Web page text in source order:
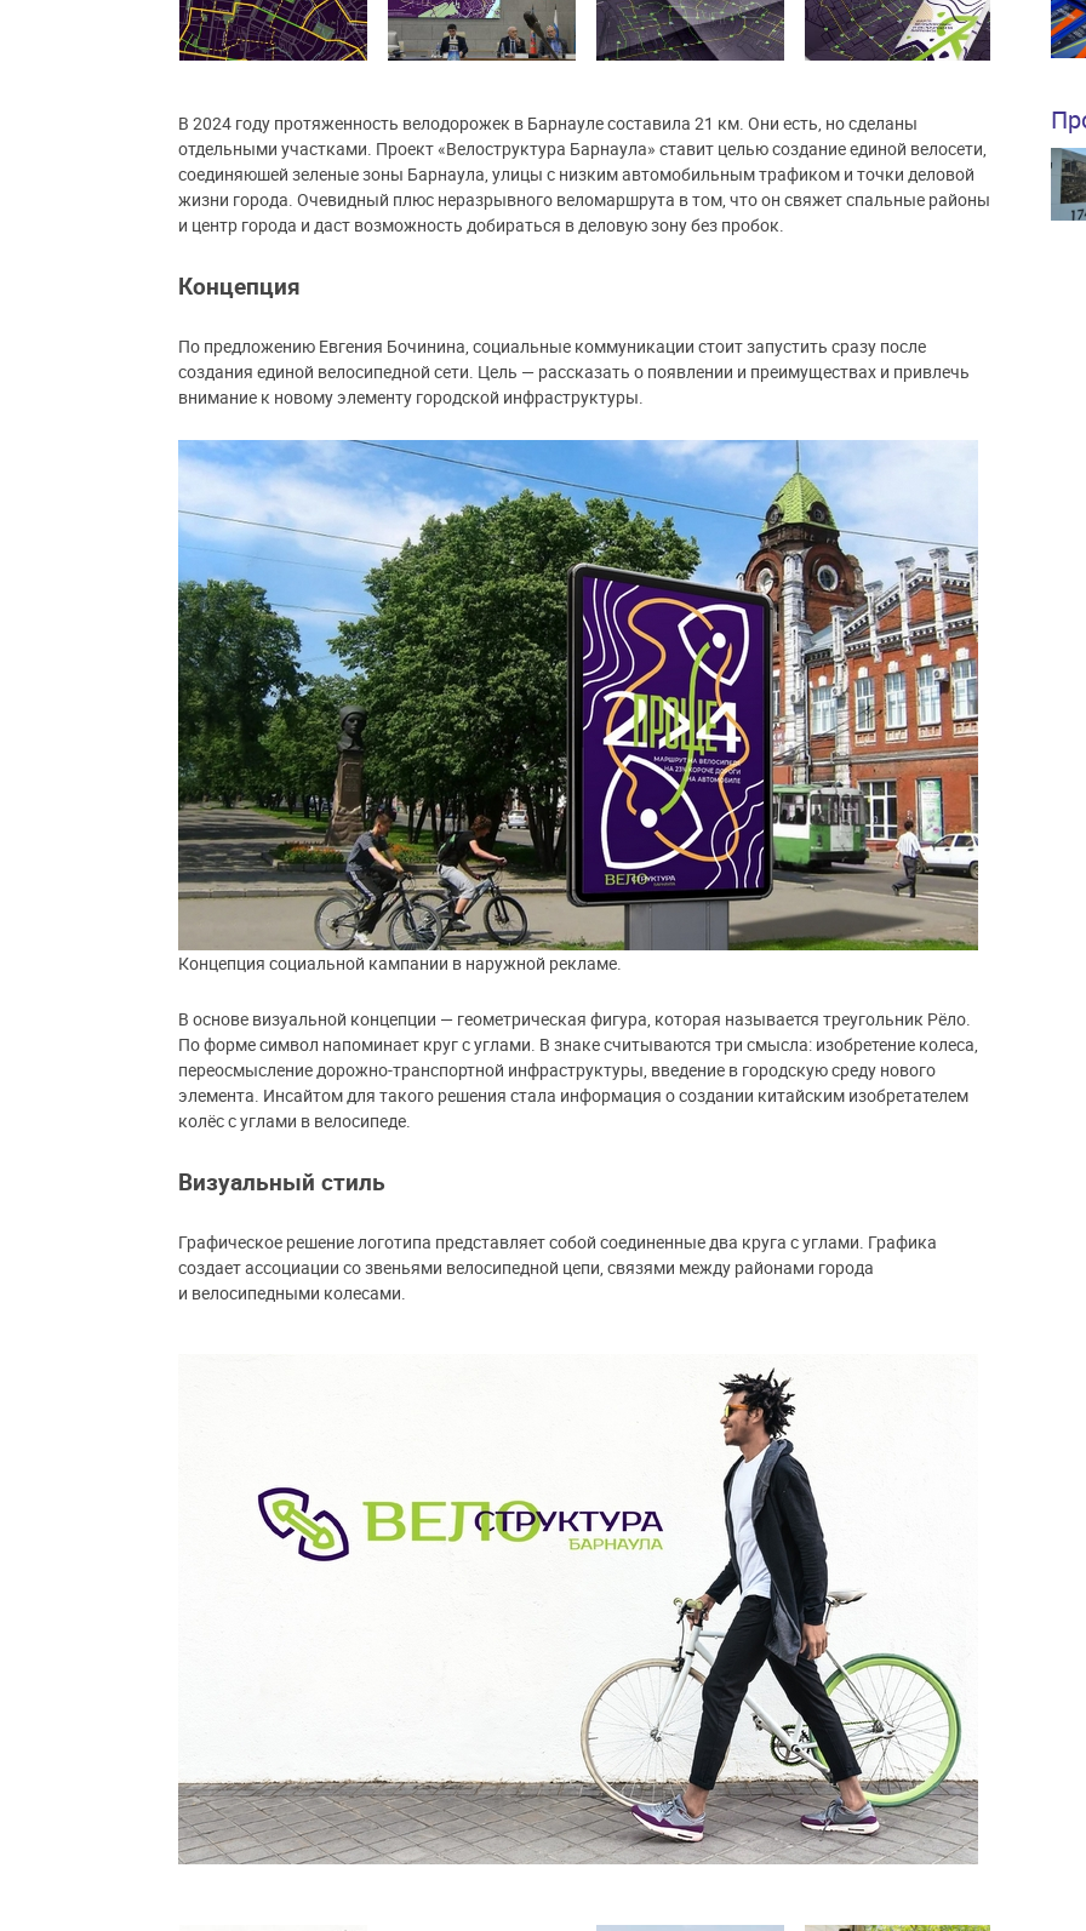
В 2024 году протяженность велодорожек в Барнауле составила 21 км. Они есть, но сделаны
отдельными участками. Проект «Велоструктура Барнаула» ставит целью создание единой велосети,
соединяюшей зеленые зоны Барнаула, улицы с низким автомобильным трафиком и точки деловой
жизни города. Очевидный плюс неразрывного веломаршрута в том, что он свяжет спальные районы
и центр города и даст возможность добираться в деловую зону без пробок.
Концепция
По предложению Евгения Бочинина, социальные коммуникации стоит запустить сразу после
создания единой велосипедной сети. Цель — рассказать о появлении и преимуществах и привлечь
внимание к новому элементу городской инфраструктуры.
Концепция социальной кампании в наружной рекламе.
В основе визуальной концепции — геометрическая фигура, которая называется треугольник Рёло.
По форме символ напоминает круг с углами. В знаке считываются три смысла: изобретение колеса,
переосмысление дорожно-транспортной инфраструктуры, введение в городскую среду нового
элемента. Инсайтом для такого решения стала информация о создании китайским изобретателем
колёс с углами в велосипеде.
Визуальный стиль
Графическое решение логотипа представляет собой соединенные два круга с углами. Графика
создает ассоциации со звеньями велосипедной цепи, связями между районами города
и велосипедными колесами.